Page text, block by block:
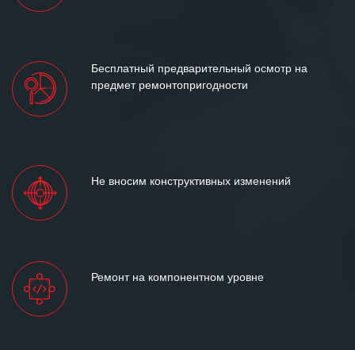
Бесплатный предварительный осмотр на
предмет ремонтопригодности
Не вносим конструктивных изменений
Ремонт на компонентном уровне